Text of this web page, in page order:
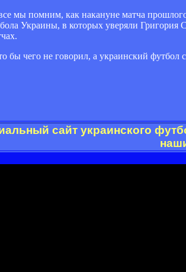
мы помним, как накануне матча
Украины, в которых уверяли Григория
бы чего не говорил, а украинский футбол
сайт украинского